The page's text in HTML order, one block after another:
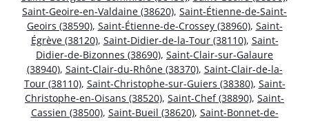
Saint-Geoire-en-Valdaine (38620), Saint-Étienne-de-Saint-
Geoirs (38590), Saint-Étienne-de-Crossey (38960), Saint-
Égrève (38120), Saint-Didier-de-la-Tour (38110), Saint-
Didier-de-Bizonnes (38690), Saint-Clair-sur-Galaure
(38940), Saint-Clair-du-Rhône (38370), Saint-Clair-de-la-
Tour (38110), Saint-Christophe-sur-Guiers (38380), Saint-
Christophe-en-Oisans (38520), Saint-Chef (38890), Saint-
Cassien (38500), Saint-Bueil (38620), Saint-Bonnet-de-